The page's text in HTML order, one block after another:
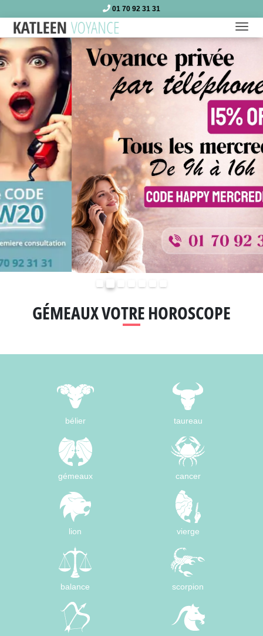
01 70 92 31 31
GÉMEAUX VOTRE HOROSCOPE
bélier taureau
gémeaux cancer
lion vierge
balance scorpion